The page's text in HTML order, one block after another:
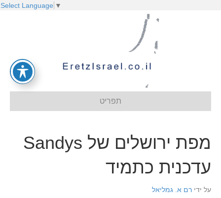
Select Language ▼
תפריט
מפת ירושלים של Sandys
עדכנית כתמיד
על ידי רם א. גמליאל